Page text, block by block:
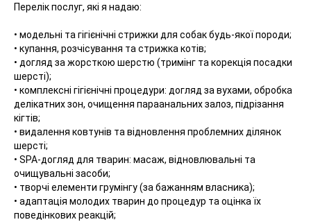
Перелік послуг, які я надаю:
• модельні та гігієнічні стрижки для собак будь-якої породи;
• купання, розчісування та стрижка котів;
• догляд за жорсткою шерстю (тримінг та корекція посадки
шерсті);
• комплексні гігієнічні процедури: догляд за вухами, обробка
делікатних зон, очищення параанальних залоз, підрізання
кігтів;
• видалення ковтунів та відновлення проблемних ділянок
шерсті;
• SPA-догляд для тварин: масаж, відновлювальні та
очищувальні засоби;
• творчі елементи грумінгу (за бажанням власника);
• адаптація молодих тварин до процедур та оцінка їх
поведінкових реакцій;